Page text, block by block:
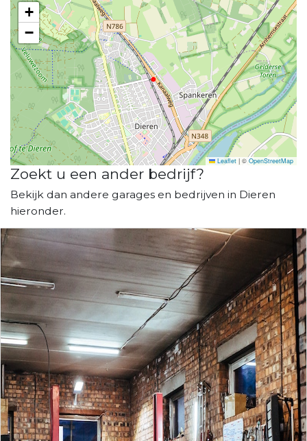
+
−
Leaflet | © OpenStreetMap
Zoekt u een ander bedrijf?
Bekijk dan andere garages en bedrijven in Dieren
hieronder.